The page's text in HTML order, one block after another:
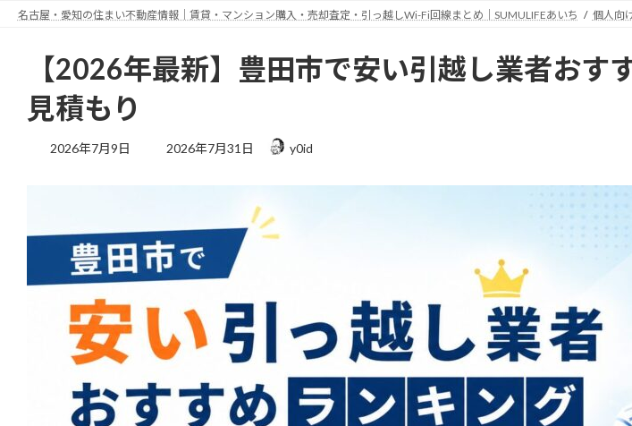
名古屋・愛知の住まい不動産情報｜賃貸・マンション購入・売却査定・引っ越しWi-Fi回線まとめ｜SUMULIFEあいち 個人向
【2026年最新】豊田市で安い引越し業者お
見積もり
2026年7月9日
最
時
:
2026年7月31日 y0id